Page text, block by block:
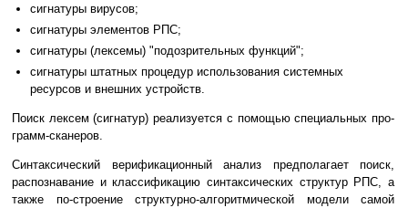
сигнатуры вирусов;
сигнатуры элементов РПС;
сигнатуры (лексемы) "подозрительных функций";
сигнатуры штатных процедур использования системных
ресурсов и внешних устройств.
Поиск лексем (сигнатур) реализуется с помощью специальных про-
грамм-сканеров.
Синтаксический верификационный анализ предполагает поиск,
распознавание и классификацию синтаксических структур РПС, а
также по-строение структурно-алгоритмической модели самой